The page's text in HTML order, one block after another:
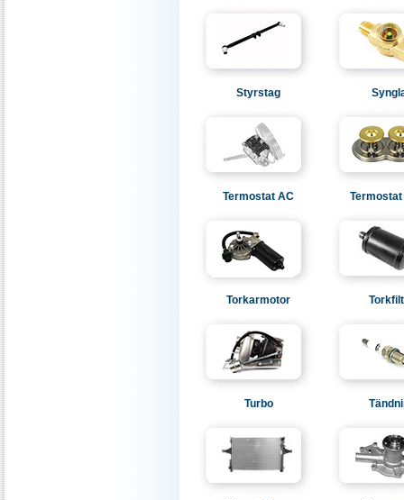
Styrstag
Termostat AC
Torkarmotor
Turbo